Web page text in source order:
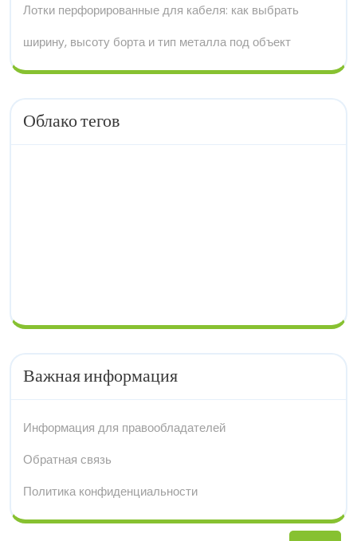
Лотки перфорированные для кабеля: как выбрать
ширину, высоту борта и тип металла под объект
Облако тегов
Важная информация
Информация для правообладателей
Обратная связь
Политика конфиденциальности